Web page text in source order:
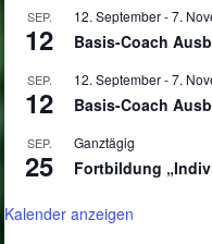
SEP.
12
12. September-7.
Basis-Coach
SEP.
12
12. September-7.
Basis-Coach
SEP.
25
Ganztägig
Fortbildung
Kalender anzeigen